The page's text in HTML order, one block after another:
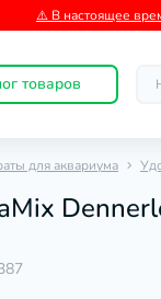
⚠️ В настоящее
товаров
для аквариума